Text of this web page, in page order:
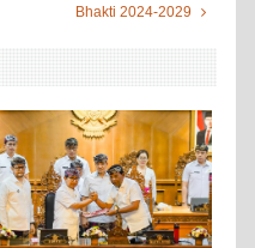
Bhakti 2024-2029